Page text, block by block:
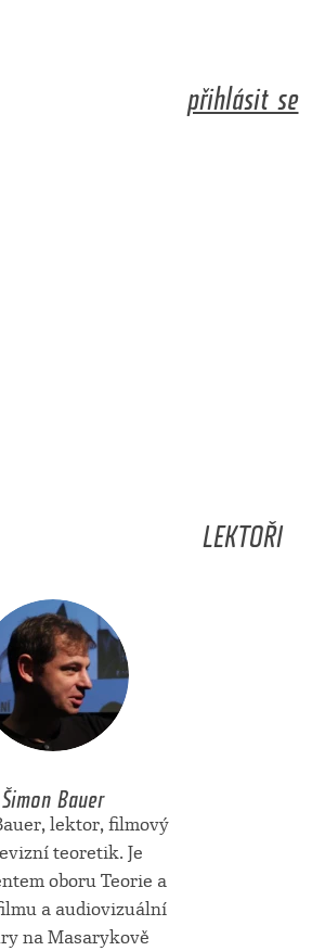
přihlásit se
LEKTOŘI
Šimon Bauer
lektor, filmový
teoretik. Je
oboru Teorie a
a audiovizuální
na Masarykově